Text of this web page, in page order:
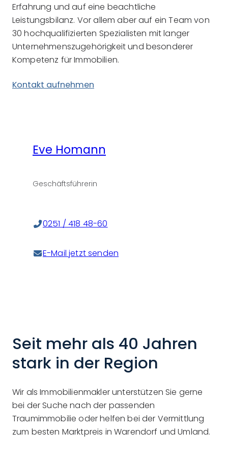
Erfahrung und auf eine beachtliche
Leistungsbilanz. Vor allem aber auf ein Team von
30 hochqualifizierten Spezialisten mit langer
Unternehmenszugehörigkeit und besonderer
Kompetenz für Immobilien.
Kontakt aufnehmen
Eve Homann
Geschäftsführerin
0251 / 418 48-60
E-Mail jetzt senden
Seit mehr als 40 Jahren
stark in der Region
Wir als Immobilienmakler unterstützen Sie gerne
bei der Suche nach der passenden
Traumimmobilie oder helfen bei der Vermittlung
zum besten Marktpreis in Warendorf und Umland.